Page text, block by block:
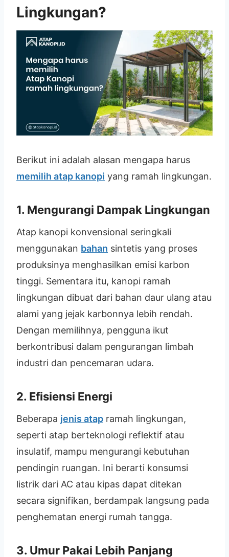
Lingkungan?
Berikut ini adalah alasan mengapa harus
memilih atap kanopi yang ramah lingkungan.
1. Mengurangi Dampak Lingkungan
Atap kanopi konvensional seringkali
menggunakan bahan sintetis yang proses
produksinya menghasilkan emisi karbon
tinggi. Sementara itu, kanopi ramah
lingkungan dibuat dari bahan daur ulang atau
alami yang jejak karbonnya lebih rendah.
Dengan memilihnya, pengguna ikut
berkontribusi dalam pengurangan limbah
industri dan pencemaran udara.
2. Efisiensi Energi
Beberapa jenis atap ramah lingkungan,
seperti atap berteknologi reflektif atau
insulatif, mampu mengurangi kebutuhan
pendingin ruangan. Ini berarti konsumsi
listrik dari AC atau kipas dapat ditekan
secara signifikan, berdampak langsung pada
penghematan energi rumah tangga.
3. Umur Pakai Lebih Panjang